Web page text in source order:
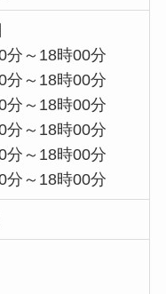
分～18時00分
分～18時00分
分～18時00分
分～18時00分
分～18時00分
分～18時00分